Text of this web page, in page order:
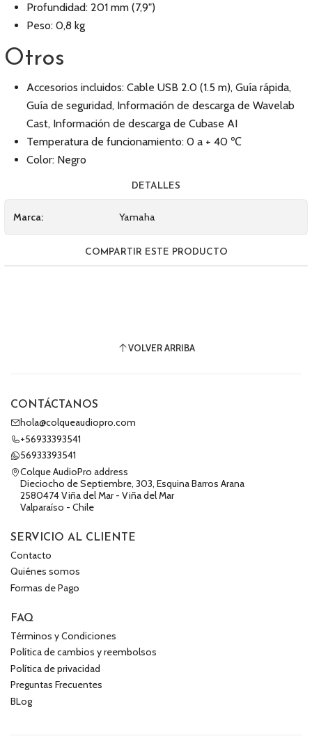
Profundidad: 201 mm (7,9")
Peso: 0,8 kg
Otros
Accesorios incluidos: Cable USB 2.0 (1.5 m), Guía rápida,
Guía de seguridad, Información de descarga de Wavelab
Cast, Información de descarga de Cubase AI
Temperatura de funcionamiento: 0 a + 40 ℃
Color: Negro
DETALLES
Marca: Yamaha
COMPARTIR ESTE PRODUCTO
VOLVER ARRIBA
CONTÁCTANOS
hola@colqueaudiopro.com
+56933393541
56933393541
Colque AudioPro address
Dieciocho de Septiembre, 303, Esquina Barros Arana
2580474 Viña del Mar - Viña del Mar
Valparaíso - Chile
SERVICIO AL CLIENTE
Contacto
Quiénes somos
Formas de Pago
FAQ
Términos y Condiciones
Política de cambios y reembolsos
Política de privacidad
Preguntas Frecuentes
BLog